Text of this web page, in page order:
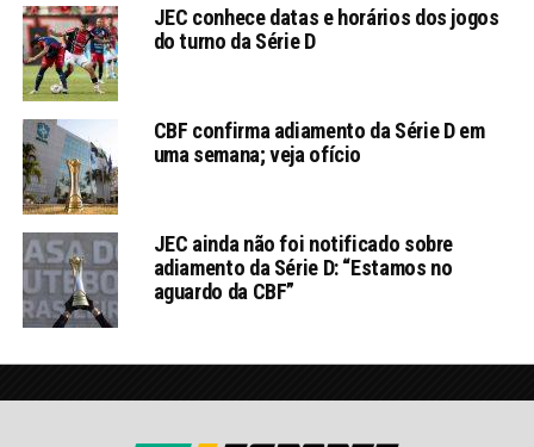
JEC conhece datas e horários dos jogos
do turno da Série D
CBF confirma adiamento da Série D em
uma semana; veja ofício
JEC ainda não foi notificado sobre
adiamento da Série D: “Estamos no
aguardo da CBF”